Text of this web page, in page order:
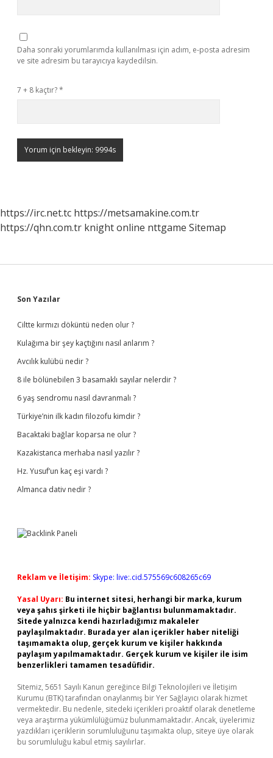
Daha sonraki yorumlarımda kullanılması için adım, e-posta adresim
ve site adresim bu tarayıcıya kaydedilsin.
7 + 8 kaçtır?*
https://irc.net.tc https://metsamakine.com.tr
https://qhn.com.tr knight online nttgame Sitemap
Sidebar
Son Yazılar
Ciltte kırmızı döküntü neden olur ?
Kulağıma bir şey kaçtığını nasıl anlarım ?
Avcılık kulübü nedir ?
8 ile bölünebilen 3 basamaklı sayılar nelerdir ?
6 yaş sendromu nasıl davranmalı ?
Türkiye’nin ilk kadın filozofu kimdir ?
Bacaktaki bağlar koparsa ne olur ?
Kazakistanca merhaba nasıl yazılır ?
Hz. Yusuf’un kaç eşi vardı ?
Almanca dativ nedir ?
Reklam ve İletişim: Skype: live:.cid.575569c608265c69
Yasal Uyarı: Bu internet sitesi, herhangi bir marka, kurum
veya şahıs şirketi ile hiçbir bağlantısı bulunmamaktadır.
Sitede yalnızca kendi hazırladığımız makaleler
paylaşılmaktadır. Burada yer alan içerikler haber niteliği
taşımamakta olup, gerçek kurum ve kişiler hakkında
paylaşım yapılmamaktadır. Gerçek kurum ve kişiler ile isim
benzerlikleri tamamen tesadüfidir.
Sitemiz, 5651 Sayılı Kanun gereğince Bilgi Teknolojileri ve İletişim
Kurumu (BTK) tarafından onaylanmış bir Yer Sağlayıcı olarak hizmet
vermektedir. Bu nedenle, sitedeki içerikleri proaktif olarak denetleme
veya araştırma yükümlülüğümüz bulunmamaktadır. Ancak, üyelerimiz
yazdıkları içeriklerin sorumluluğunu taşımakta olup, siteye üye olarak
bu sorumluluğu kabul etmiş sayılırlar.